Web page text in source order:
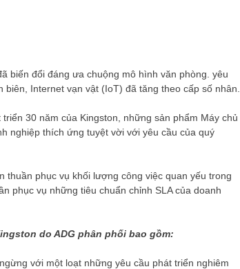
biến đổi đáng ưa chuộng mô hình văn phòng. yêu
Internet vạn vật (IoT) đã tăng theo cấp số nhân.
30 năm của Kingston, những sản phẩm Máy chủ
nghiệp thích ứng tuyệt vời với yêu cầu của quý
thuần phục vụ khối lượng công việc quan yếu trong
phục vụ những tiêu chuẩn chỉnh SLA của doanh
do ADG phân phối bao gồm:
với một loạt những yêu cầu phát triển nghiêm